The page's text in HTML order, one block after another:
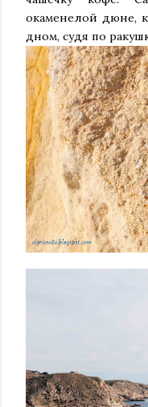
окаменелой дюне,
дном, судя по